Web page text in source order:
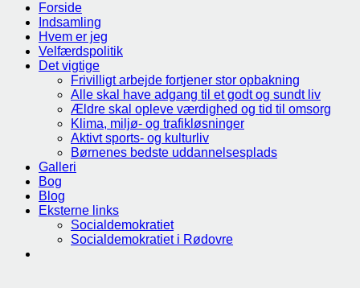
Forside
Indsamling
Hvem er jeg
Velfærdspolitik
Det vigtige
Frivilligt arbejde fortjener stor opbakning
Alle skal have adgang til et godt og sundt liv
Ældre skal opleve værdighed og tid til omsorg
Klima, miljø- og trafikløsninger
Aktivt sports- og kulturliv
Børnenes bedste uddannelsesplads
Galleri
Bog
Blog
Eksterne links
Socialdemokratiet
Socialdemokratiet i Rødovre